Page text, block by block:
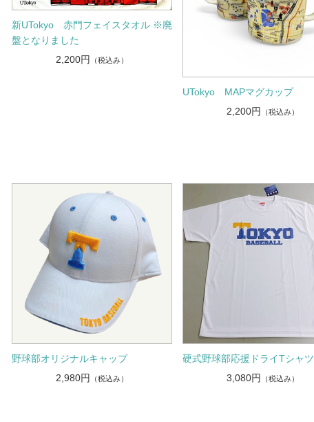
新UTokyo 赤門フェイスタオル ※廃
盤となりました
2,200円
（税込み）
UTokyo MAPマグカップ
2,200円
（税込み）
野球部オリジナルキャップ
2,980円
（税込み）
硬式野球部応援ドライTシャツ
3,080円
（税込み）